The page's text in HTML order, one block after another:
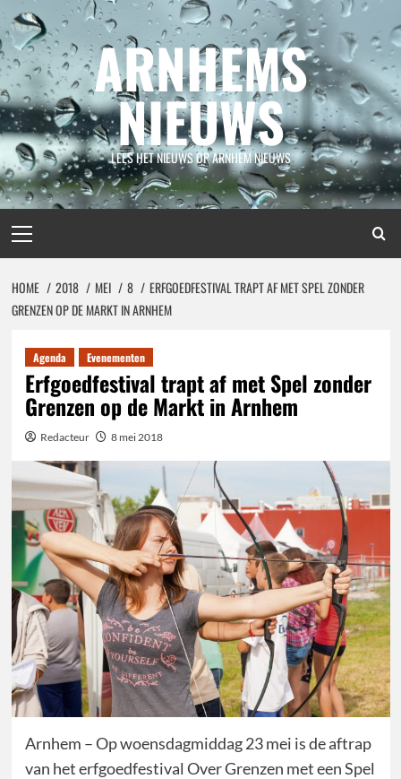
Spring
naar
inhoud
ARNHEMS
NIEUWS
LEES HET NIEUWS OP ARNHEM NIEUWS
menu
HOME 2018 MEI 8
ERFGOEDFESTIVAL TRAPT AF MET SPEL ZONDER
GRENZEN OP DE MARKT IN ARNHEM
Agenda Evenementen
Erfgoedfestival trapt af met Spel zonder
Grenzen op de Markt in Arnhem
Redacteur 8 mei 2018
Arnhem – Op woensdagmiddag 23 mei is de aftrap
van het erfgoedfestival Over Grenzen met een Spel